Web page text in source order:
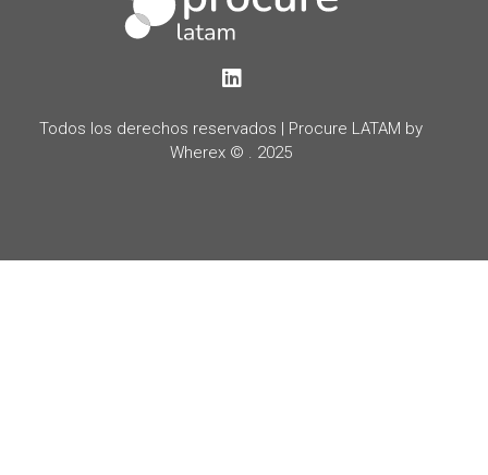
LinkedIn
Todos los derechos reservados | Procure LATAM by
Wherex © . 2025